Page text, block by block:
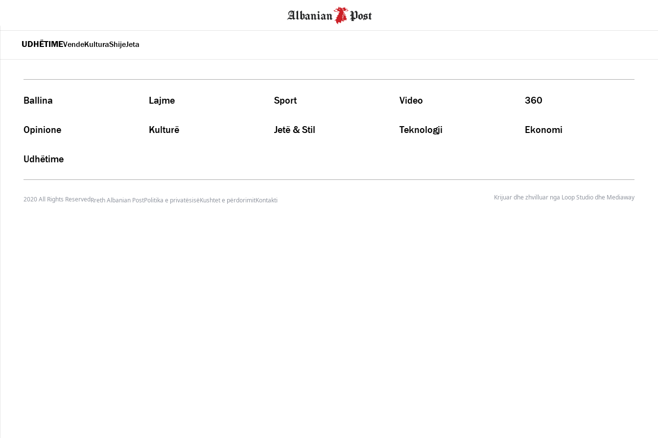
UDHËTIMEVendeKulturaShijeJeta
Ballina Lajme Sport Video 360
Opinione Kulturë Jetë & Stil Teknologji Ekonomi
Udhëtime
2020 All Rights ReservedRreth Albanian PostPolitika e privatësisëKushtet e përdorimitKontakti Krijuar dhe zhvilluar nga Loop Studiodhe Mediaway